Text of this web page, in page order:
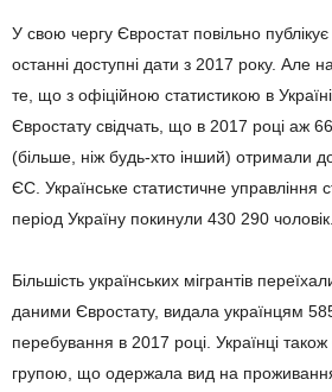
У свою чергу Євростат повільно
останні доступні дати з 2017 року. Але
те, що з офіційною статистикою в
Євростату свідчать, що в 2017 році аж
(більше, ніж будь-хто інший) отримали
ЄС. Українське статистичне управління
період Україну покинули 430 290 чоловік.
Більшість українських мігрантів
даними Євростату, видала українцям
перебування в 2017 році. Українці
групою, що одержала вид на